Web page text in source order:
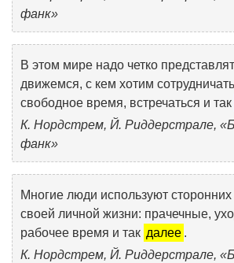
фанк»
В этом мире надо четко
движемся, с кем хотим
свободное время, встречаться и так
К. Нордстрем, Й. Риддерстрале,
фанк»
Многие люди используют
своей личной жизни: прачечные,
рабочее время и так далее .
К. Нордстрем, Й. Риддерстрале,